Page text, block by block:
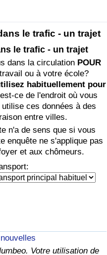
le trafic - un trajet
le trafic - un trajet
dans la circulation POUR
ou à votre école?
habituellement pour
ce de l'endroit où vous
ces données à des
entre villes.
n'a de sens que si vous
enquête ne s'applique pas
et aux chômeurs.
Votre utilisation de
(Actuel)
par Pays